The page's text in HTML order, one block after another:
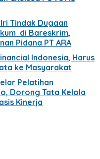
Tindak Dugaan
di Bareskrim,
Pidana PT ARA
Indonesia, Harus
ke Masyarakat
Pelatihan
Dorong Tata Kelola
Kinerja